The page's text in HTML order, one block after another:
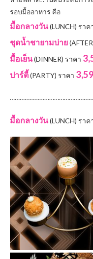
รอบมื้ออาหาร คือ
มื้อกลางวัน(LUNCH) ราค
ชุดน้ำชายามบ่าย
มื้อเย็น(DINNER) ราคา
ปาร์ตี้(PARTY) ราคา
มื้อกลางวัน(LUNCH) ราค